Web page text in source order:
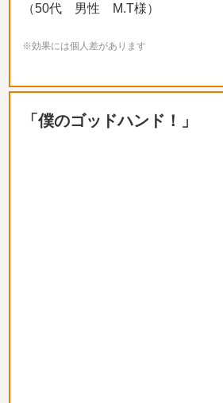
（50代 男性 M.T様）
※効果には個人差があります
「僕のゴッドハンド！」